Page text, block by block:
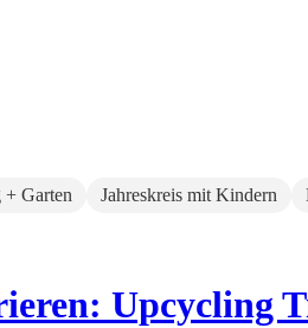
+ Garten Jahreskreis mit Kindern
Upcycling